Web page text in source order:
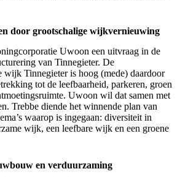
door grootschalige wijkvernieuwing
Uwoon een uitvraag in de
van Tinnegieter. De
wijk Tinnegieter is hoog (mede) daardoor
tot de leefbaarheid, parkeren, groen
Uwoon wil dat samen met
Trebbe diende het winnende plan van
waarop is ingegaan: diversiteit in
wijk, een leefbare wijk en een groene
en verduurzaming